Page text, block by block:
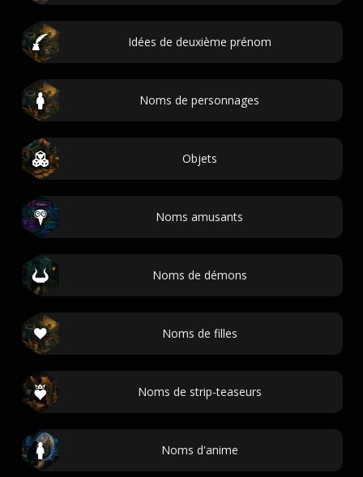
Idées de deuxième prénom
Noms de personnages
Objets
Noms amusants
Noms de démons
Noms de filles
Noms de strip-teaseurs
Noms d'anime